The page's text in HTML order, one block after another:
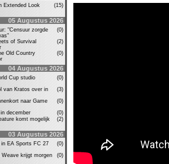
Extended Look
(15)
05 Augustus 2026
"Censuur zorgde
(0)
of Survival
(2)
Old Country
(0)
04 Augustus 2026
Cup studio
(0)
van Kratos over in
(3)
naar Game
(0)
december
(0)
komt mogelijk
(2)
03 Augustus 2026
EA Sports FC 27
(0)
krijgt morgen
(0)